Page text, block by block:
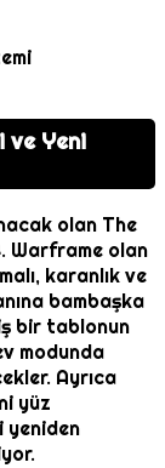
ve Yeni
olan The
Warframe olan
karanlık ve
bambaşka
bir tablonun
modunda
Ayrıca
yüz
yeniden